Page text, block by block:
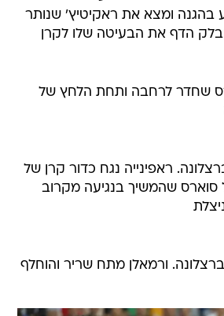
ומצא את ראקיטיץ' שנותר
הדף את הבעיטה שלו לקרן
שחדר לרחבה ותחת הלחץ של
ראפינייה נגח כדור קרן של
סוארס שהמשיך בנגיעה מקרוב
ורמאלן מתח שריר והוחלף